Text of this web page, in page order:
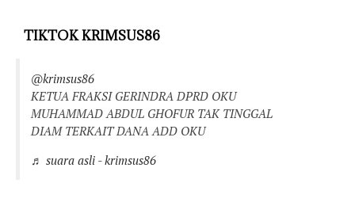
TIKTOK KRIMSUS86
@krimsus86
KETUA FRAKSI GERINDRA DPRD OKU
MUHAMMAD ABDUL GHOFUR TAK TINGGAL
DIAM TERKAIT DANA ADD OKU
♬ suara asli - krimsus86